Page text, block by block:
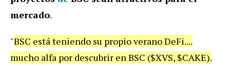
mercado.
"BSC está teniendo su propio verano DeFi....
mucho alfa por descubrir en BSC ($XVS, $CAKE).